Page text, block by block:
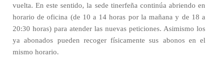
vuelta. En este sentido, la sede tinerfeña continúa abriendo en
horario de oficina (de 10 a 14 horas por la mañana y de 18 a
20:30 horas) para atender las nuevas peticiones. Asimismo los
ya abonados pueden recoger físicamente sus abonos en el
mismo horario.